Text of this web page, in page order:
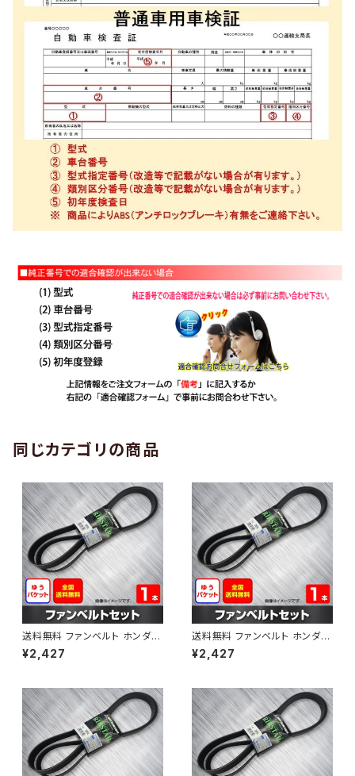
同じカテゴリの商品
送料無料 ファンベルト ホンダ
ゼスト 型式JE1 H18.03～H24.
11 （国内トップメーカー） 1本 H
¥2,427
送料無料 ファンベルト ホンダ ラ
イフ 型式JB6 H15.09～H20.1
1 （国内トップメーカー） 1本 HA
¥2,427